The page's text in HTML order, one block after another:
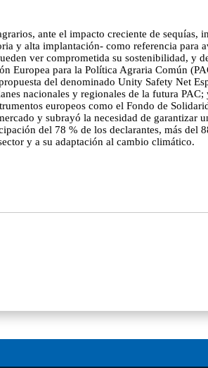
ante el impacto creciente de sequías,
y alta implantación- como referencia para
ver comprometida su sostenibilidad, y
Europea para la Política Agraria Común
del denominado Unity Safety Net
nacionales y regionales de la futura
europeos como el Fondo de
y subrayó la necesidad de garantizar
del 78 % de los declarantes, más del
y a su adaptación al cambio climático.